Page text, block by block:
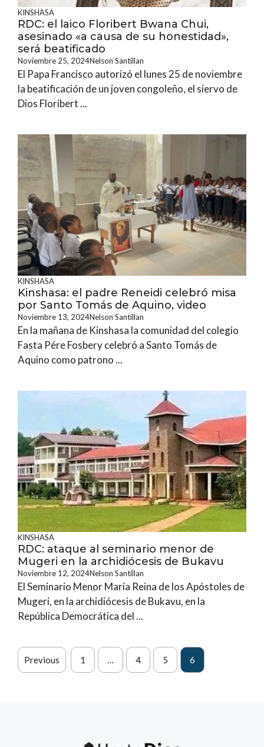
KINSHASA
RDC: el laico Floribert Bwana Chui,
asesinado «a causa de su honestidad»,
será beatificado
Noviembre 25, 2024Nelson Santillan
El Papa Francisco autorizó el lunes 25 de noviembre
la beatificación de un joven congoleño, el siervo de
Dios Floribert ...
KINSHASA
Kinshasa: el padre Reneidi celebró misa
por Santo Tomás de Aquino, video
Noviembre 13, 2024Nelson Santillan
En la mañana de Kinshasa la comunidad del colegio
Fasta Pére Fosbery celebró a Santo Tomás de
Aquino como patrono ...
KINSHASA
RDC: ataque al seminario menor de
Mugeri en la archidiócesis de Bukavu
Noviembre 12, 2024Nelson Santillan
El Seminario Menor María Reina de los Apóstoles de
Mugeri, en la archidiócesis de Bukavu, en la
República Democrática del ...
Previous 1 … 4 5 6